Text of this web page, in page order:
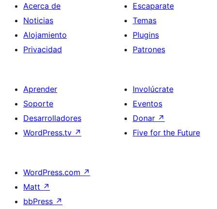
Acerca de
Noticias
Alojamiento
Privacidad
Escaparate
Temas
Plugins
Patrones
Aprender
Soporte
Desarrolladores
WordPress.tv ↗
Involúcrate
Eventos
Donar ↗
Five for the Future
WordPress.com ↗
Matt ↗
bbPress ↗